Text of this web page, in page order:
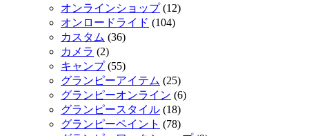
オンラインショップ(12)
オンロードライド (104)
カスタム (36)
カメラ (2)
キャンプ(55)
グランピーアイテム (25)
グランピーオンライン (6)
グランピースタイル (18)
グランピーペイント (78)